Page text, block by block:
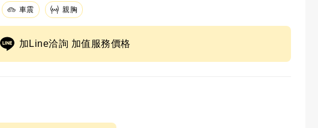
車震 親胸
加Line洽詢 加值服務價格